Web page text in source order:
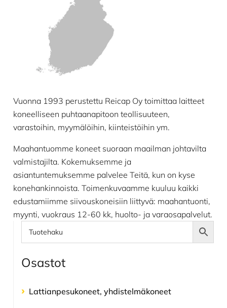
Vuonna 1993 perustettu Reicap Oy toimittaa laitteet
koneelliseen puhtaanapitoon teollisuuteen,
varastoihin, myymälöihin, kiinteistöihin ym.
Maahantuomme koneet suoraan maailman johtavilta
valmistajilta. Kokemuksemme ja
asiantuntemuksemme palvelee Teitä, kun on kyse
konehankinnoista. Toimenkuvaamme kuuluu kaikki
edustamiimme siivouskoneisiin liittyvä: maahantuonti,
myynti, vuokraus 12-60 kk, huolto- ja varaosapalvelut.
Ensisijainen
sivupalkki
Osastot
Lattianpesu­koneet, yhdistelmä­koneet